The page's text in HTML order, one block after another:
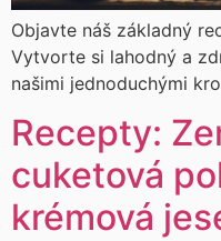
Objavte náš základný
Vytvorte si lahodný a
našimi jednoduchými
Recepty:
cuketová
krémová